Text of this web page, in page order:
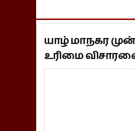
யாழ் மாநகர
உரிமை